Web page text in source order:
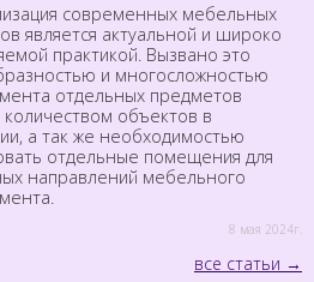
современных мебельных
является актуальной и широко
практикой. Вызвано это
и многосложностью
отдельных предметов
объектов в
а так же необходимостью
отдельные помещения для
направлений мебельного
8 мая 2024г.
все статьи